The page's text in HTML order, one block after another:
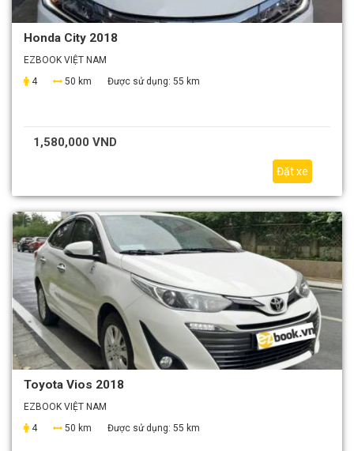
Honda City 2018
EZBOOK VIỆT NAM
4
50 km Được sử dụng: 55 km
1,580,000 VND
Đặt xe
Toyota Vios 2018
EZBOOK VIỆT NAM
4
50 km Được sử dụng: 55 km